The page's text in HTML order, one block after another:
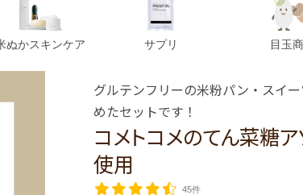
ぬかスキンケア サプリ 目玉
グルテンフリーの米粉パン・スイ
めたセットです！
コメトコメのてん菜糖
使用
45件